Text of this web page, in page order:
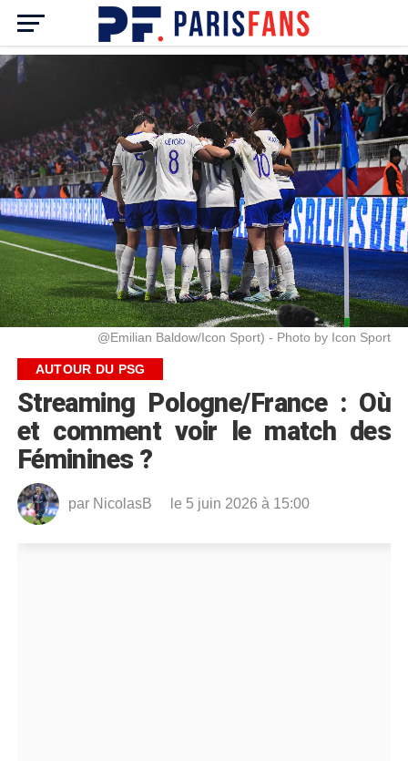
@Emilian Baldow/Icon Sport) - Photo by Icon Sport
AUTOUR DU PSG
Streaming Pologne/France : Où
et comment voir le match des
Féminines ?
par NicolasB le 5 juin 2026 à 15:00